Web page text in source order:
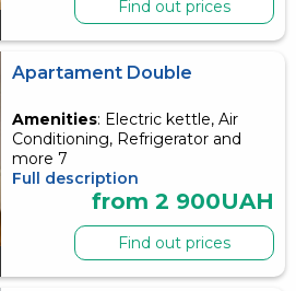
Find out prices
Apartament Double
Amenities: Electric kettle, Air
Conditioning, Refrigerator and
more 7
Full description
from 2 900UAH
Find out prices